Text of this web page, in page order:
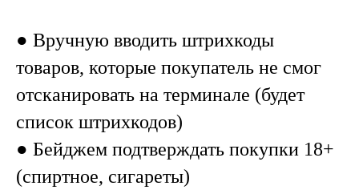
● Вручную вводить штрихкоды
товаров, которые покупатель не смог
отсканировать на терминале (будет
список штрихкодов)
● Бейджем подтверждать покупки 18+
(спиртное, сигареты)